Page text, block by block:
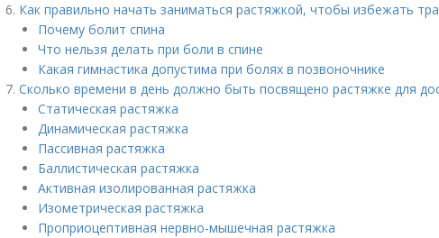
Как правильно начать заниматься растяжкой, чтобы избежать
Почему болит спина
Что нельзя делать при боли в спине
Какая гимнастика допустима при болях в позвоночнике
Сколько времени в день должно быть посвящено растяжке для
Статическая растяжка
Динамическая растяжка
Пассивная растяжка
Баллистическая растяжка
Активная изолированная растяжка
Изометрическая растяжка
Проприоцептивная нервно-мышечная растяжка